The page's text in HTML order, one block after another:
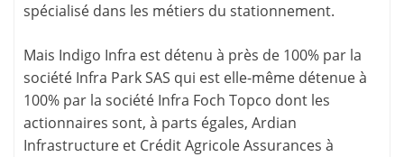
spécialisé dans les métiers du stationnement.
Mais Indigo Infra est détenu à près de 100% par la
société Infra Park SAS qui est elle-même détenue à
100% par la société Infra Foch Topco dont les
actionnaires sont, à parts égales, Ardian
Infrastructure et Crédit Agricole Assurances à